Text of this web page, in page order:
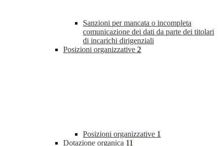
Sanzioni per mancata o incompleta
comunicazione dei dati da parte dei titolari
di incarichi dirigenziali
Posizioni organizzative 2
Posizioni organizzative 1
Dotazione organica 11